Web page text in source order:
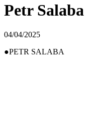
Petr Salaba
04/04/2025
PETR SALABA